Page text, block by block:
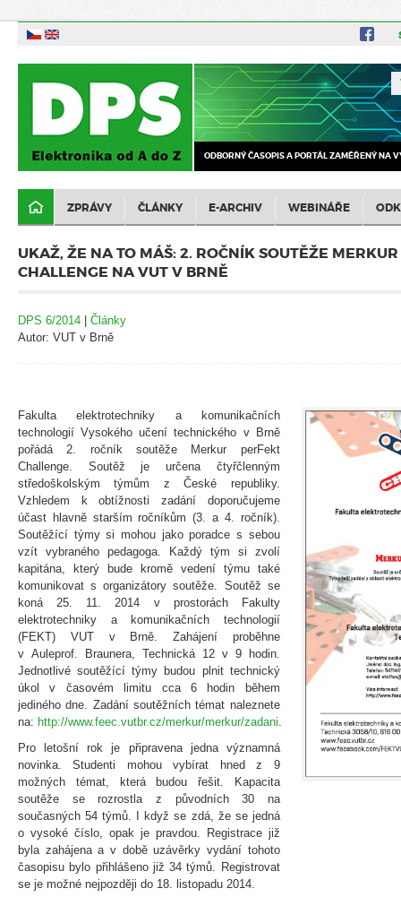
ODBORNÝ ČASOPIS A PORTÁL ZAMĚŘENÝ NA
ZPRÁVY ČLÁNKY E-ARCHIV WEBINÁŘE
UKAŽ, ŽE NA TO MÁŠ: 2. ROČNÍK SOUTĚŽE
CHALLENGE NA VUT V BRNĚ
DPS 6/2014 | Články
Autor: VUT v Brně
Fakulta elektrotechniky a komunikačních
technologií Vysokého učení technického v Brně
pořádá 2. ročník soutěže Merkur perFekt
Challenge. Soutěž je určena čtyřčlenným
středoškolským týmům z České republiky.
Vzhledem k obtížnosti zadání doporučujeme
účast hlavně starším ročníkům (3. a 4. ročník).
Soutěžící týmy si mohou jako poradce s sebou
vzít vybraného pedagoga. Každý tým si zvolí
kapitána, který bude kromě vedení týmu také
komunikovat s organizátory soutěže. Soutěž se
koná 25. 11. 2014 v prostorách Fakulty
elektrotechniky a komunikačních technologií
(FEKT) VUT v Brně. Zahájení proběhne
v Auleprof. Braunera, Technická 12 v 9 hodin.
Jednotlivé soutěžící týmy budou plnit technický
úkol v časovém limitu cca 6 hodin během
jediného dne. Zadání soutěžních témat naleznete
na: http://www.feec.vutbr.cz/merkur/merkur/zadani
Pro letošní rok je připravena jedna významná
novinka. Studenti mohou vybírat hned z 9
možných témat, která budou řešit. Kapacita
soutěže se rozrostla z původních 30 na
současných 54 týmů. I když se zdá, že se jedná
o vysoké číslo, opak je pravdou. Registrace již
byla zahájena a v době uzávěrky vydání tohoto
časopisu bylo přihlášeno již 34 týmů. Registrovat
se je možné nejpozději do 18. listopadu 2014.